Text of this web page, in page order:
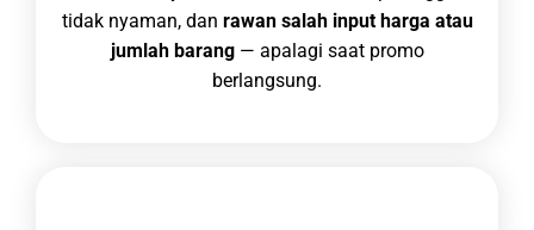
tidak nyaman, dan rawan salah input harga atau
jumlah barang— apalagi saat promo
berlangsung.